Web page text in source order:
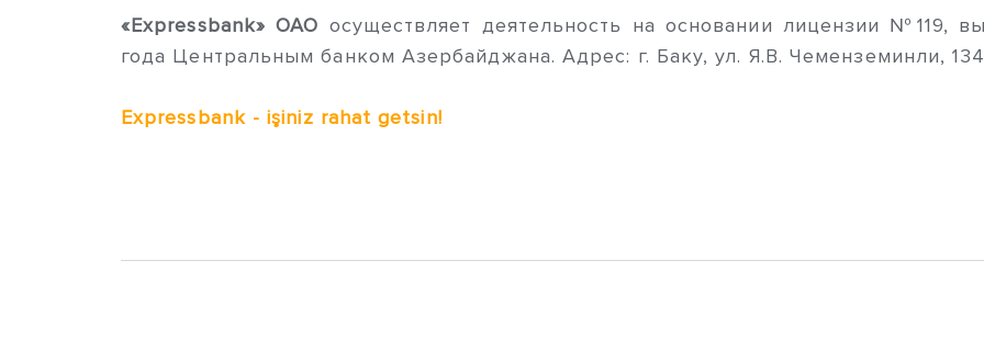
«Expressbank» ОАО осуществляет деятельность на основании лицензии №119,
года Центральным банком Азербайджана. Адрес: г. Баку, ул. Я.В. Чеменземинли,
Expressbank - işiniz rahat getsin!